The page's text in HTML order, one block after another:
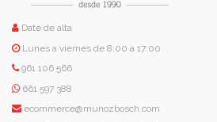
Date de alta
Lunes a viernes de 8:00 a 17:00
961 106 566
661 597 388
ecommerce@munozbosch.com